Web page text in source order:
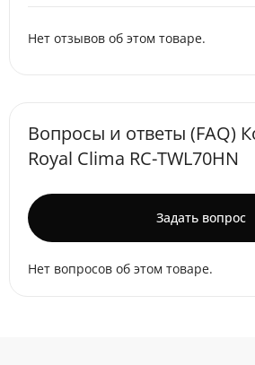
Нет отзывов об этом товаре.
Вопросы и ответы (FAQ)
Royal Clima RC-TWL70HN
Задать вопрос
Нет вопросов об этом товаре.